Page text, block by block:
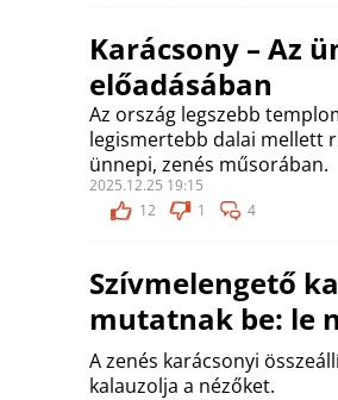
Karácsony – Az
előadásában
Az ország legszebb
legismertebb dalai mellett
ünnepi, zenés műsorában.
2025.12.25 19:15
12
1 4
Szívmelengető
mutatnak be: le
A zenés karácsonyi
kalauzolja a nézőket.